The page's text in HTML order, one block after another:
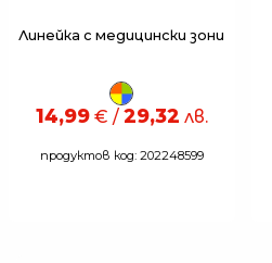
Линейка с медицински зони
14,99€ / 29,32 лв.
продуктов код: 202248599